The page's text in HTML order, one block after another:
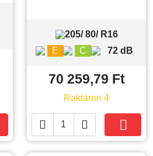
205/ 80/ R16
E
C 72 dB
70 259,79 Ft
Raktáron 4
  